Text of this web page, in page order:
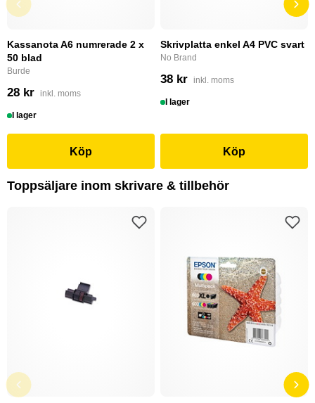
Kassanota A6 numrerade 2 x
50 blad
Burde
28 kr inkl. moms
I lager
Köp
Skrivplatta enkel A4 PVC svart
No Brand
38 kr inkl. moms
I lager
Köp
Toppsäljare inom skrivare & tillbehör